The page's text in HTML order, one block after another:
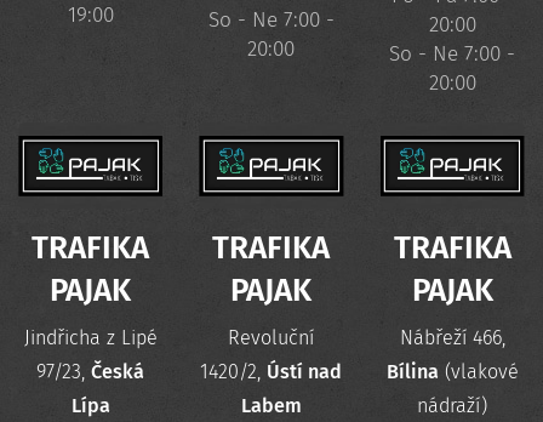
19:00
So - Ne 7:00 -
20:00
20:00
So - Ne 7:00 -
20:00
TRAFIKA
PAJAK
Jindřicha z Lipé
97/23,Česká
Lípa
TRAFIKA
PAJAK
Revoluční
1420/2, Ústí nad
Labem
TRAFIKA
PAJAK
Nábřeží 466,
Bílina (vlakové
nádraží)